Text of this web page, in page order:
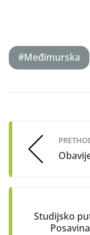
#Međimurska
navigation
Studijsko